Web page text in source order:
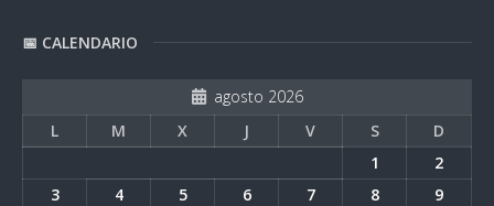
📅 CALENDARIO
agosto 2026
L
M X J V S
D
1
2
3
4 5 6 7 8 9